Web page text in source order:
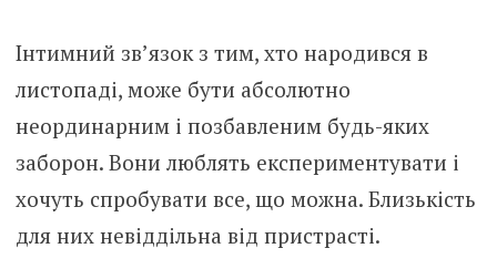
Інтимний зв’язок з тим, хто народився в
листопаді, може бути абсолютно
неординарним і позбавленим будь-яких
заборон. Вони люблять експериментувати і
хочуть спробувати все, що можна. Близькість
для них невіддільна від пристрасті.